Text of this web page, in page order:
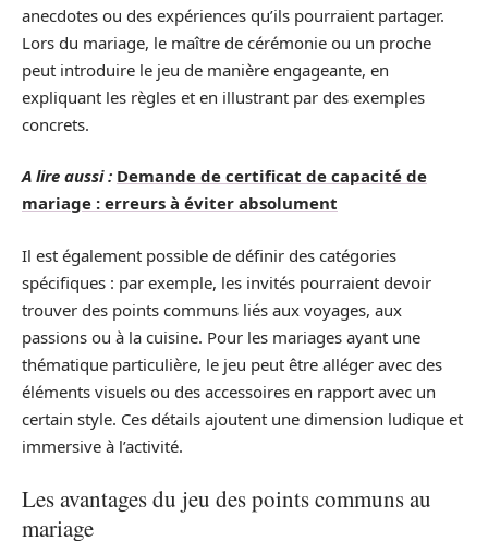
anecdotes ou des expériences qu’ils pourraient partager.
Lors du mariage, le maître de cérémonie ou un proche
peut introduire le jeu de manière engageante, en
expliquant les règles et en illustrant par des exemples
concrets.
A lire aussi : Demande de certificat de capacité de
mariage : erreurs à éviter absolument
Il est également possible de définir des catégories
spécifiques : par exemple, les invités pourraient devoir
trouver des points communs liés aux voyages, aux
passions ou à la cuisine. Pour les mariages ayant une
thématique particulière, le jeu peut être alléger avec des
éléments visuels ou des accessoires en rapport avec un
certain style. Ces détails ajoutent une dimension ludique et
immersive à l’activité.
Les avantages du jeu des points communs au
mariage